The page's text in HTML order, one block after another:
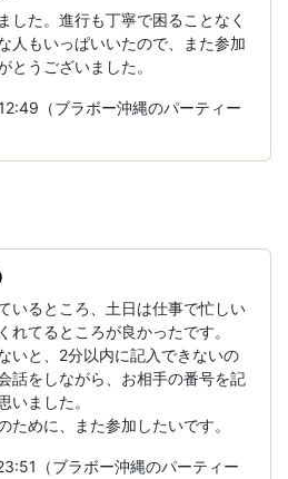
した。進行も丁寧で困ることなく
人もいっぱいいたので、また参加
とうございました。
（ブラボー沖縄のパーティー
いるところ、土日は仕事で忙しい
れてるところが良かったです。
いと、2分以内に記入できないの
話をしながら、お相手の番号を記
いました。
ために、また参加したいです。
（ブラボー沖縄のパーティー